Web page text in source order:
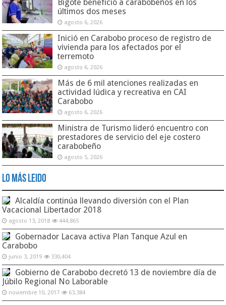
Bigote benefició a carabobeños en los
últimos dos meses
agosto 6, 2026
Inició en Carabobo proceso de registro de
vivienda para los afectados por el
terremoto
agosto 6, 2026
Más de 6 mil atenciones realizadas en
actividad lúdica y recreativa en CAI
Carabobo
agosto 6, 2026
Ministra de Turismo lideró encuentro con
prestadores de servicio del eje costero
carabobeño
agosto 5, 2026
Lo Más Leido
Alcaldía continúa llevando diversión con el Plan
Vacacional Libertador 2018
agosto 13, 2018 444,865
Gobernador Lacava activa Plan Tanque Azul en
Carabobo
junio 3, 2019 330,404
Gobierno de Carabobo decretó 13 de noviembre día de
Júbilo Regional No Laborable
noviembre 10, 2017 63,384